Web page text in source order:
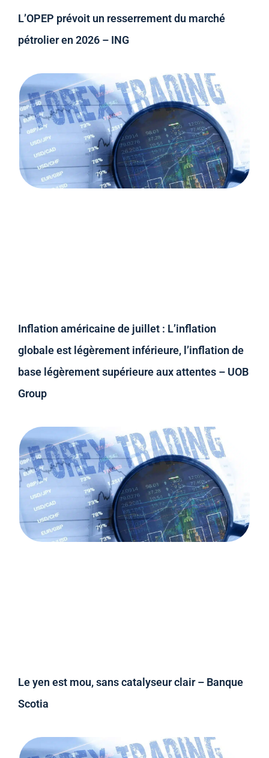
L’OPEP prévoit un resserrement du marché
pétrolier en 2026 – ING
Inflation américaine de juillet : L’inflation
globale est légèrement inférieure, l’inflation de
base légèrement supérieure aux attentes – UOB
Group
Le yen est mou, sans catalyseur clair – Banque
Scotia